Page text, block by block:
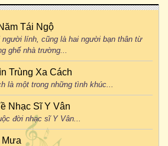
Tái Ngộ
người lính, cũng là hai người bạn thân từ
ghế nhà trường...
Trùng Xa Cách
là một trong những tình khúc...
Nhạc Sĩ Y Vân
đời nhạc sĩ Y Vân...
Mưa